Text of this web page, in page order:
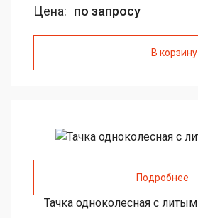
Цена: по запросу
В корзину
Подробнее
Тачка одноколесная с